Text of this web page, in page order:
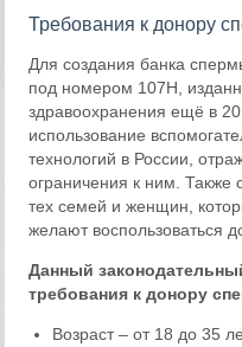
Требования к донору
Для создания банка
под номером 107Н,
здравоохранения ещё в
использование
технологий в России,
ограничения к ним. Также
тех семей и женщин,
желают воспользоваться
Данный
требования к донору
Возраст – от 18 до 35